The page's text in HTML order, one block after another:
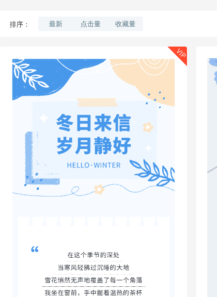
排序： 最新 点击量 收藏量
VIP